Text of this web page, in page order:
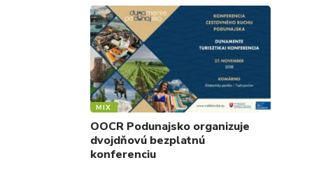
MIX
OOCR Podunajsko organizuje
dvojdňovú bezplatnú
konferenciu